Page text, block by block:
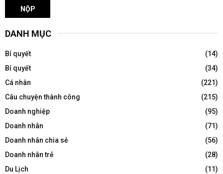
DANH MỤC
Bí quyết
(14)
Bí quyết
(34)
Cá nhân
(221)
Câu chuyện thành công
(215)
Doanh nghiệp
(95)
Doanh nhân
(71)
Doanh nhân chia sẻ
(56)
Doanh nhân trẻ
(28)
Du Lịch
(11)